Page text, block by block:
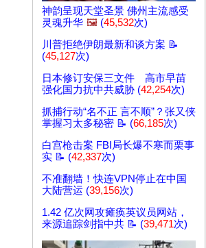
神韵呈现天堂圣景 佛州主流感受
灵魂升华 🖼️ (45,532次)
川普拒绝伊朗最新和谈方案 📝
(45,127次)
日本修订安保三文件 高市早苗
强化国力抗中共威胁 (42,254次)
抓捕行动“名不正 言不顺”？张又侠
掌握习太多秘密 📝 (66,185次)
白宫枪击案 FBI局长爆不寒而栗事
实 📝 (42,337次)
不准翻墙！快连VPN停止在中国
大陆营运 (39,156次)
1.42 亿次网攻瘫痪英议员网站，
来源追踪剑指中共 📝 (39,471次)